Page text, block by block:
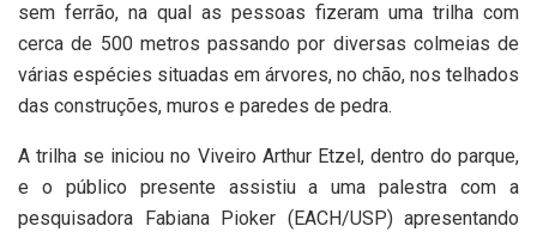
sem ferrão, na qual as pessoas fizeram uma trilha com
cerca de 500 metros passando por diversas colmeias de
várias espécies situadas em árvores, no chão, nos telhados
das construções, muros e paredes de pedra.
A trilha se iniciou no Viveiro Arthur Etzel, dentro do parque,
e o público presente assistiu a uma palestra com a
pesquisadora Fabiana Pioker (EACH/USP) apresentando